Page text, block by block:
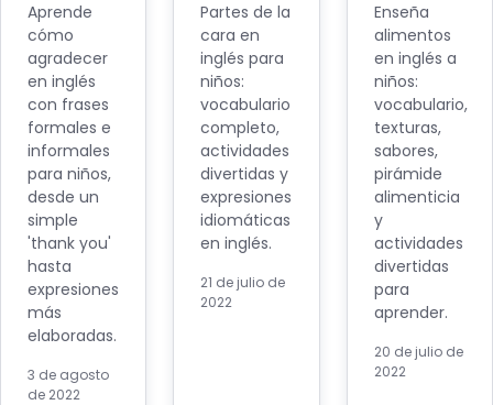
Aprende
cómo
agradecer
en inglés
con frases
formales e
informales
para niños,
desde un
simple
'thank you'
hasta
expresiones
más
elaboradas.
3 de agosto
de 2022
Partes de la
cara en
inglés para
niños:
vocabulario
completo,
actividades
divertidas y
expresiones
idiomáticas
en inglés.
21 de julio de
2022
Enseña
alimentos
en inglés a
niños:
vocabulario,
texturas,
sabores,
pirámide
alimenticia
y
actividades
divertidas
para
aprender.
20 de julio de
2022